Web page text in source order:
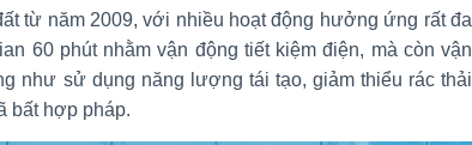
từ năm 2009, với nhiều hoạt động hưởng ứng rất đa
60 phút nhằm vận động tiết kiệm điện, mà còn vận
như sử dụng năng lượng tái tạo, giảm thiểu rác thải
bất hợp pháp.